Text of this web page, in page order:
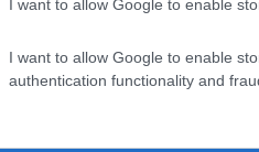
I want to allow Google to enable
I want to allow Google to enable
authentication functionality and